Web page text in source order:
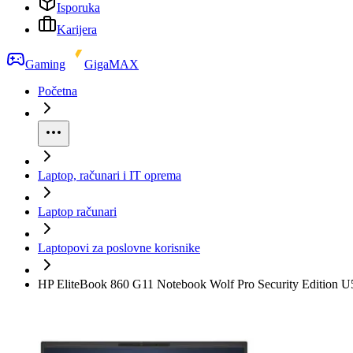
Isporuka
Karijera
Gaming
GigaMAX
Početna
Laptop, računari i IT oprema
Laptop računari
Laptopovi za poslovne korisnike
HP EliteBook 860 G11 Notebook Wolf Pro Security Edition